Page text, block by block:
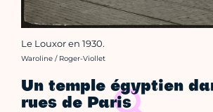
Le Louxor en 1930.
Crédit photo :
Waroline / Roger-Viollet
Un temple égyptien
rues de Paris